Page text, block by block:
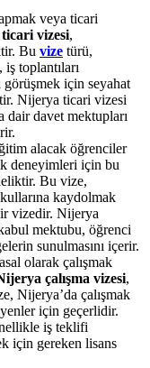
veya ticari
vizesi,
Bu vize türü,
toplantıları
için seyahat
Nijerya ticari vizesi
dair davet mektupları
alacak öğrenciler
deneyimleri için bu
Bu vize,
kaydolmak
vizedir. Nijerya
mektubu, öğrenci
sunulmasını içerir.
olarak çalışmak
çalışma vizesi,
Nijerya’da çalışmak
için geçerlidir.
iş teklifi
için gereken lisans